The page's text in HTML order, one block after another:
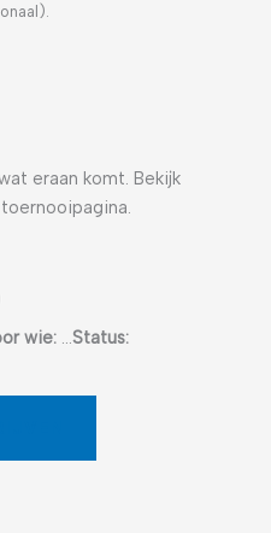
eraan komt. Bekijk
wie:…Status: